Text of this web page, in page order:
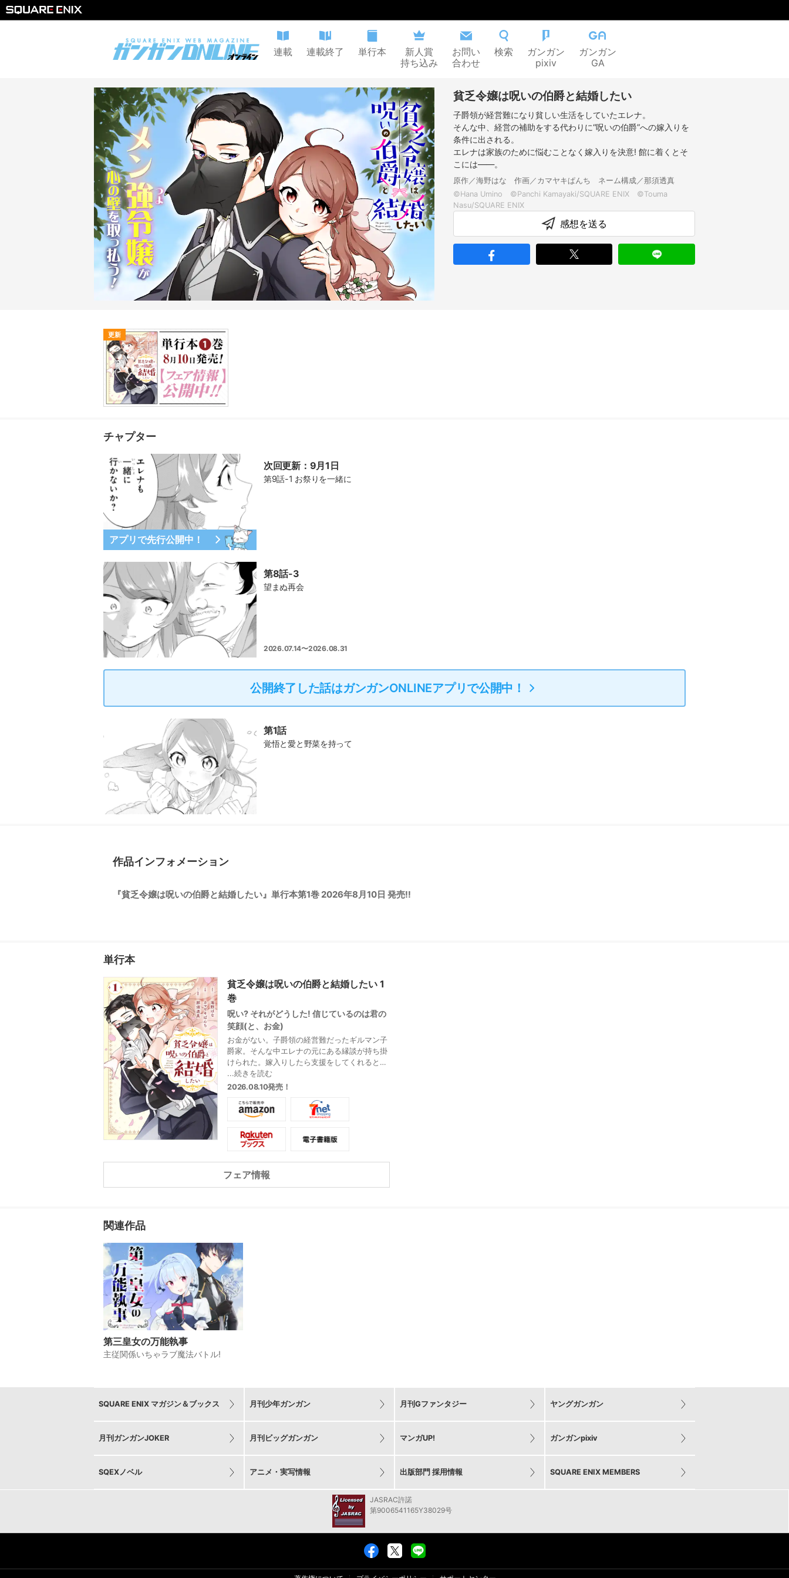
連載 連載終了 単行本
新人賞
持ち込み
お問い
合わせ
検索
ガンガン
pixiv
ガンガン
GA
貧乏令嬢は呪いの伯爵と結婚したい
子爵領が経営難になり貧しい生活をしていたエレナ。
そんな中、経営の補助をする代わりに“呪いの伯爵”への嫁入りを
条件に出される。
エレナは家族のために悩むことなく嫁入りを決意! 館に着くとそ
こには――。
原作／海野はな 作画／カマヤキぱんち ネーム構成／那須透真
©Hana Umino ©Panchi Kamayaki/SQUARE ENIX ©Touma
感想を送る
更新
チャプター
アプリで先行公開中！
次回更新：9月1日
第9話-1 お祭りを一緒に
第8話-3
望まぬ再会
2026.07.14〜2026.08.31
公開終了した話はガンガンONLINEアプリで公開中！
第1話
覚悟と愛と野菜を持って
作品インフォメーション
『貧乏令嬢は呪いの伯爵と結婚したい』単行本第1巻 2026年8月10日 発売!!
単行本
貧乏令嬢は呪いの伯爵と結婚したい 1
巻
呪い? それがどうした! 信じているのは君の
笑顔(と、お金)
お金がない。子爵領の経営難だったギルマン子
爵家。そんな中エレナの元にある縁談が持ち掛
けられた。嫁入りしたら支援をしてくれるとの
ことでエレナは即決! しかし嫁ぎ先の“呪いの伯
爵”には自分の家族全員を殺したという噂があ
り…。
...続きを読む
2026.08.10発売！
フェア情報
関連作品
第三皇女の万能執事
主従関係いちゃラブ魔法バトル!
SQUARE ENIX マガジン＆ブックス 月刊少年ガンガン 月刊Gファンタジー ヤングガンガン
月刊ガンガンJOKER 月刊ビッグガンガン マンガUP! ガンガンpixiv
SQEXノベル アニメ・実写情報 出版部門 採用情報 SQUARE ENIX MEMBERS
JASRAC許諾
第9006541165Y38029号